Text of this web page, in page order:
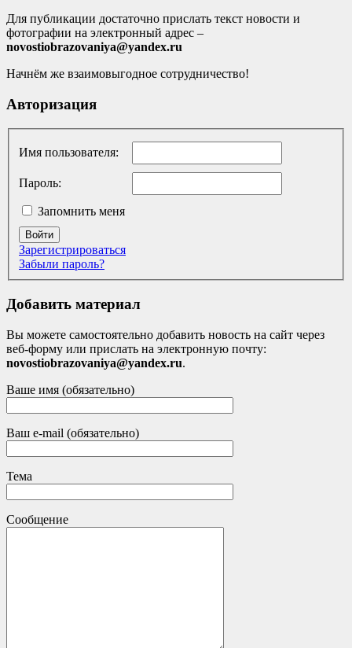
Для публикации достаточно прислать текст новости и
фотографии на электронный адрес –
novostiobrazovaniya@yandex.ru
Начнём же взаимовыгодное сотрудничество!
Авторизация
Имя пользователя:
Пароль:
Запомнить меня
Войти
Зарегистрироваться
Забыли пароль?
Добавить материал
Вы можете самостоятельно добавить новость на сайт через
веб-форму или прислать на электронную почту:
novostiobrazovaniya@yandex.ru.
Ваше имя (обязательно)
Ваш e-mail (обязательно)
Тема
Сообщение